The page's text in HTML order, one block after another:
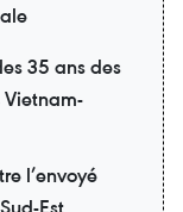
35 ans des
Vietnam-
l’envoyé